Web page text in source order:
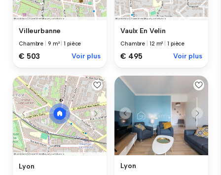
Villeurbanne
Chambre 9 m² |1 pièce
€ 503 Voir plus
Vaulx En Velin
Chambre 12 m² |1 pièce
€ 495 Voir plus
Lyon Lyon